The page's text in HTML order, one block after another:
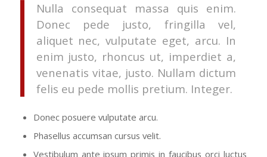
Nulla consequat massa quis enim.
Donec pede justo, fringilla vel,
aliquet nec, vulputate eget, arcu. In
enim justo, rhoncus ut, imperdiet a,
venenatis vitae, justo. Nullam dictum
felis eu pede mollis pretium. Integer.
Donec posuere vulputate arcu.
Phasellus accumsan cursus velit.
Vestibulum ante ipsum primis in faucibus orci luctus